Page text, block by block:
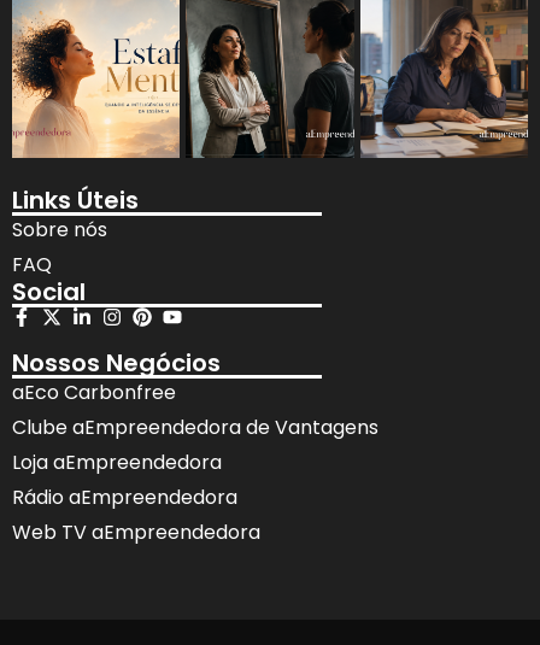
Links Úteis
Sobre nós
FAQ
Social
Nossos Negócios
aEco Carbonfree
Clube aEmpreendedora de Vantagens
Loja aEmpreendedora
Rádio aEmpreendedora
Web TV aEmpreendedora